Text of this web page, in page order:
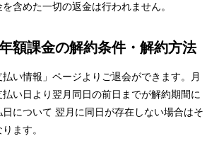
含めた一切の返金は行われません。
額課金の解約条件・解約方法
い情報」ページよりご退会ができます。月
い日より翌月同日の前日までが解約期間に
について 翌月に同日が存在しない場合はそ
ます。